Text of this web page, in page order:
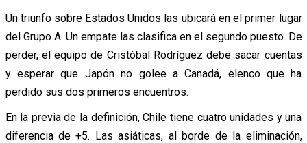
Un triunfo sobre Estados Unidos las ubicará en el primer lugar
del Grupo A. Un empate las clasifica en el segundo puesto. De
perder, el equipo de Cristóbal Rodríguez debe sacar cuentas
y esperar que Japón no golee a Canadá, elenco que ha
perdido sus dos primeros encuentros.
En la previa de la definición, Chile tiene cuatro unidades y una
diferencia de +5. Las asiáticas, al borde de la eliminación,